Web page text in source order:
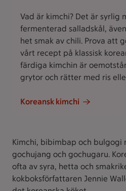
Vad är kimchi? Det är syrlig
fermenterad salladskål,
het smak av chili. Prova att
vårt recept på klassisk
färdiga kimchin är
grytor och rätter med ris
Koreansk kimchi
Kimchi, bibimbap och bulgogi
gochujang och gochugaru.
ofta av syra, hetta och
kokboksförfattaren Jennie